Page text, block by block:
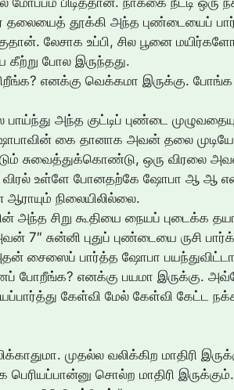
தலையைத் தூக்கி அந்த புண்டையைப்
லேசாக உப்பி, சில பூனை
கீற்று போல இருந்தது.
எனக்கு வெக்கமா இருக்கு. போங்க
அந்த குட்டிப் புண்டை
கை தானாக அவன் தலை
சுவைத்துக்கொண்டு, ஒரு விரலை
உள்ளே போனதற்கே ஷோபா ஆ ஆ
நிலையிலில்லை.
பின் அந்த சிறு கூதியை நையப் புடைக்க
7″ சுன்னி புதுப் புண்டையை ருசி
சைஸைப் பார்த்த ஷோபா
போறீங்க? எனக்கு பயமா இருக்கு.
கேள்வி மேல் கேள்வி கேட்ட
முதல்ல வலிக்கிற மாதிரி
சொல்ற மாதிரி